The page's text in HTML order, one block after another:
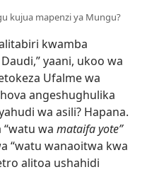
kujua mapenzi ya Mungu?
kwamba
yaani, ukoo wa
Ufalme wa
angeshughulika
wa asili? Hapana.
wa mataifa yote”
“watu wanaoitwa kwa
alitoa ushahidi